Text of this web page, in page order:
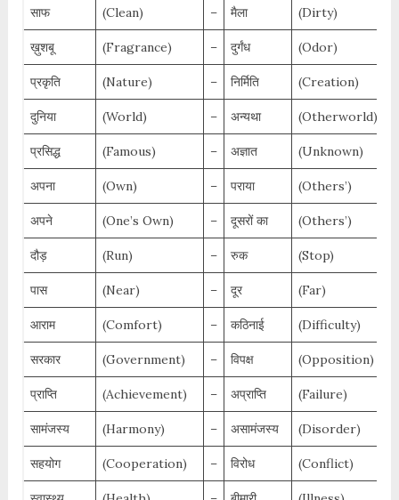
साफ (Clean) – मैला (Dirty)
ख़ुशबू (Fragrance) – दुर्गंध (Odor)
प्रकृति (Nature) – निर्मिति (Creation)
दुनिया (World) – अन्यथा (Otherworld)
प्रसिद्ध (Famous) – अज्ञात (Unknown)
अपना (Own) – पराया (Others’)
अपने (One’s Own) – दूसरों का (Others’)
दौड़ (Run) – रुक (Stop)
पास (Near) – दूर (Far)
आराम (Comfort) – कठिनाई (Difficulty)
सरकार (Government) – विपक्ष (Opposition)
प्राप्ति (Achievement) – अप्राप्ति (Failure)
सामंजस्य (Harmony) – असामंजस्य (Disorder)
सहयोग (Cooperation) – विरोध (Conflict)